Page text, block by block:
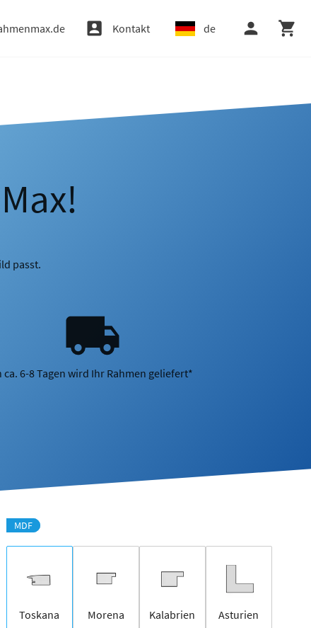
Kontakt de
passt.
ca. 6-8 Tagen wird Ihr Rahmen geliefert*
MDF
Toskana Morena Kalabrien Asturien